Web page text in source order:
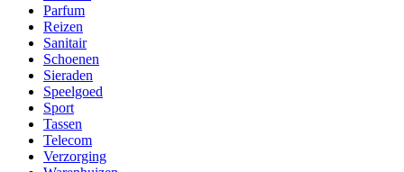
Parfum
Reizen
Sanitair
Schoenen
Sieraden
Speelgoed
Sport
Tassen
Telecom
Verzorging